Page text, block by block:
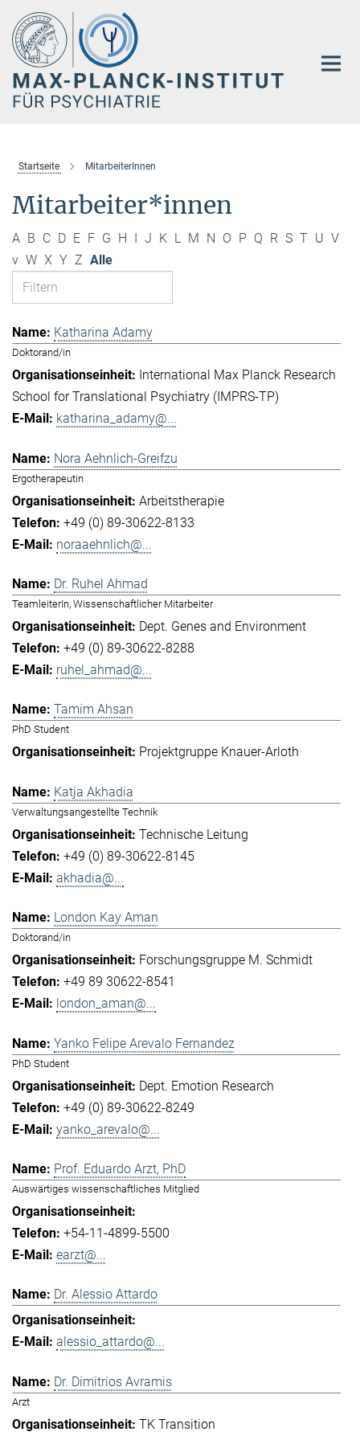
Hauptinhalt
Startseite MitarbeiterInnen
Mitarbeiter*innen
A B C D E F G H I J K L M N O P Q R S T U V
v W X Y Z Alle
Katharina Adamy
Doktorand/in
International Max Planck Research
School for Translational Psychiatry (IMPRS-TP)
katharina_adamy@...
Nora Aehnlich-Greifzu
Ergotherapeutin
Arbeitstherapie
+49 (0) 89-30622-8133
noraaehnlich@...
Dr. Ruhel Ahmad
TeamleiterIn, Wissenschaftlicher Mitarbeiter
Dept. Genes and Environment
+49 (0) 89-30622-8288
ruhel_ahmad@...
Tamim Ahsan
PhD Student
Projektgruppe Knauer-Arloth
Katja Akhadia
Verwaltungsangestellte Technik
Technische Leitung
+49 (0) 89-30622-8145
akhadia@...
London Kay Aman
Doktorand/in
Forschungsgruppe M. Schmidt
+49 89 30622-8541
london_aman@...
Yanko Felipe Arevalo Fernandez
PhD Student
Dept. Emotion Research
+49 (0) 89-30622-8249
yanko_arevalo@...
Prof. Eduardo Arzt, PhD
Auswärtiges wissenschaftliches Mitglied
+54-11-4899-5500
earzt@...
Dr. Alessio Attardo
alessio_attardo@...
Dr. Dimitrios Avramis
Arzt
TK Transition